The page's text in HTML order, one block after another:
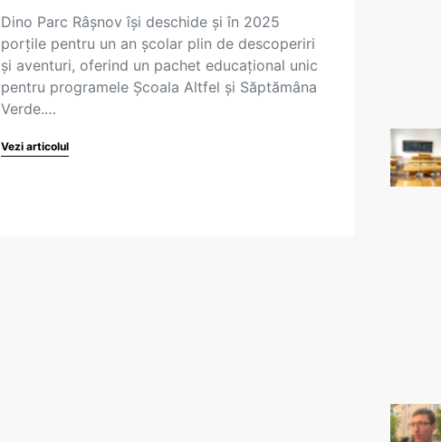
Dino Parc Râșnov își deschide și în 2025
porțile pentru un an școlar plin de descoperiri
și aventuri, oferind un pachet educațional unic
pentru programele Școala Altfel și Săptămâna
Verde.…
Vezi articolul